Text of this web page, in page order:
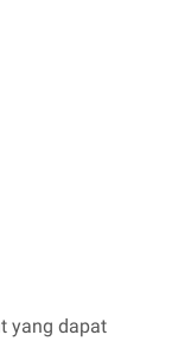
yang dapat